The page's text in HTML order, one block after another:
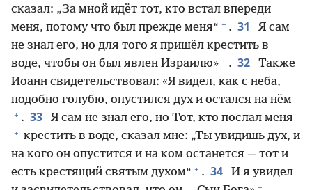
сказал: „За мной идёт тот, кто встал впереди
меня, потому что был прежде меня“ + . 31
Я сам
не знал его, но для того я пришёл крестить в
воде, чтобы он был явлен Израилю» + . 32
Также
Иоанн свидетельствовал: «Я видел, как с неба,
подобно голубю, опустился дух и остался на нём
+ . 33 Я сам не знал его, но Тот, кто послал меня
+ крестить в воде, сказал мне: „Ты увидишь дух, и
на кого он опустится и на ком останется — тот и
есть крестящий святым духом“ + . 34
И я увидел
+